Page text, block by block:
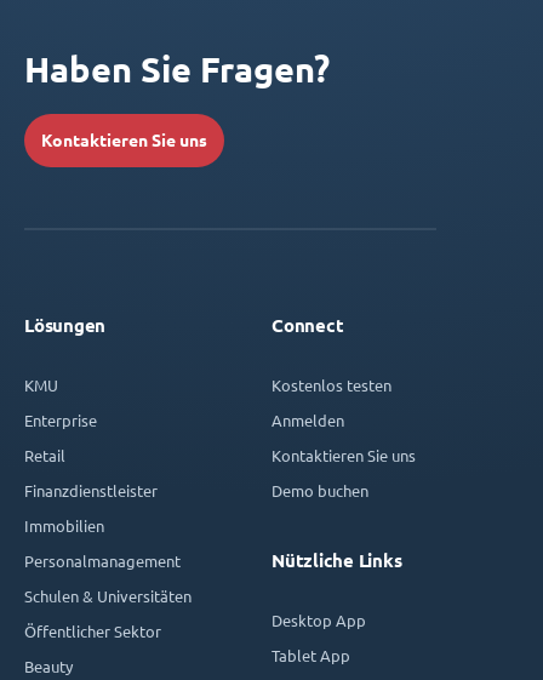
Haben Sie Fragen?
Kontaktieren Sie uns
Lösungen
KMU
Enterprise
Retail
Finanzdienstleister
Immobilien
Personalmanagement
Schulen & Universitäten
Öffentlicher Sektor
Beauty
Connect
Kostenlos testen
Anmelden
Kontaktieren Sie uns
Demo buchen
Nützliche Links
Desktop App
Tablet App